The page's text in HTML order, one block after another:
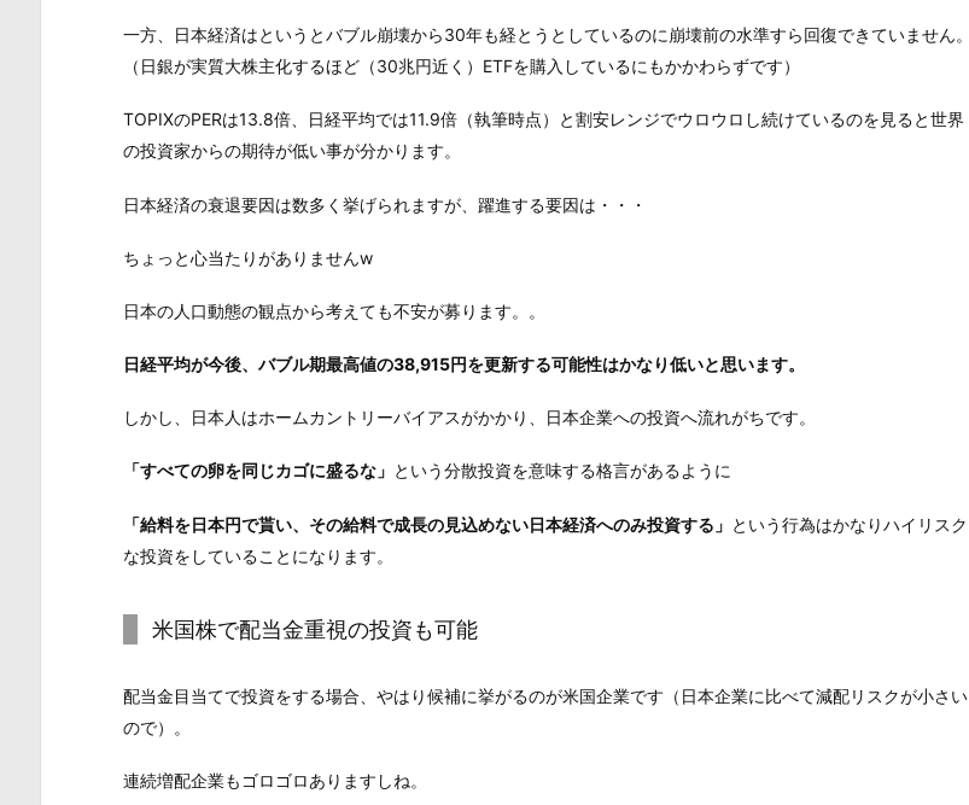
一方、日本経済はというとバブル崩壊から30年も経とうとしているのに崩壊前の水準すら回復できていません。
（日銀が実質大株主化するほど（30兆円近く）ETFを購入しているにもかかわらずです）
TOPIXのPERは13.8倍、日経平均では11.9倍（執筆時点）と割安レンジでウロウロし続けているのを見ると世界
の投資家からの期待が低い事が分かります。
日本経済の衰退要因は数多く挙げられますが、躍進する要因は・・・
ちょっと心当たりがありませんw
日本の人口動態の観点から考えても不安が募ります。。
日経平均が今後、バブル期最高値の38,915円を更新する可能性はかなり低いと思います。
しかし、日本人はホームカントリーバイアスがかかり、日本企業への投資へ流れがちです。
「すべての卵を同じカゴに盛るな」 という分散投資を意味する格言があるように
「給料を日本円で貰い、その給料で成長の見込めない日本経済へのみ投資する」 という行為はかなりハイリスク
な投資をしていることになります。
米国株で配当金重視の投資も可能
配当金目当てで投資をする場合、やはり候補に挙がるのが米国企業です（日本企業に比べて減配リスクが小さい
ので）。
連続増配企業もゴロゴロありますしね。